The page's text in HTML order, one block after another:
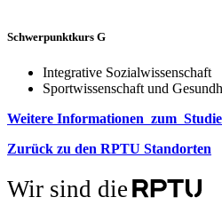
Schwerpunktkurs G
Integrative Sozialwissenschaft
Sportwissenschaft und
Weitere Informationen zum
Zurück zu den RPTU Standorten
Wir sind die